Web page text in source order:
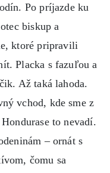
Po príjazde ku
biskup a
ktoré pripravili
Placka s fazuľou a
Až taká lahoda.
vchod, kde sme z
to nevadí.
– ornát s
čomu sa